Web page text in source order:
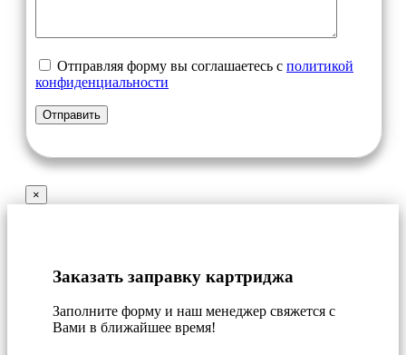
Отправляя форму вы соглашаетесь с политикой
конфиденциальности
×
Заказать заправку картриджа
Заполните форму и наш менеджер свяжется с
Вами в ближайшее время!